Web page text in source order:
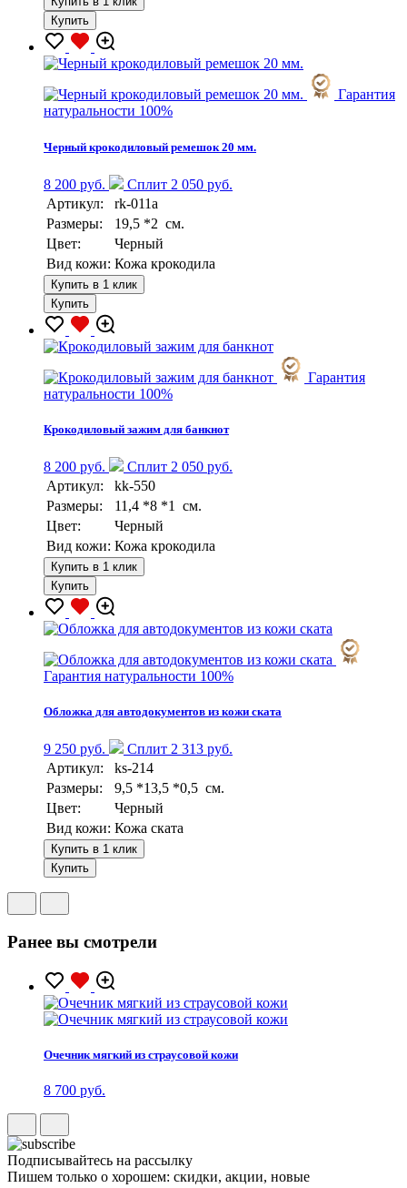
Купить
Гарантия
натуральности 100%
Черный крокодиловый ремешок 20 мм.
8 200 руб.
Сплит 2 050 руб.
Артикул:
rk-011a
Размеры:
19,5 *2 см.
Цвет:
Черный
Вид кожи: Кожа крокодила
Купить в 1 клик
Купить
Гарантия
натуральности 100%
Крокодиловый зажим для банкнот
8 200 руб.
Сплит 2 050 руб.
Артикул:
kk-550
Размеры:
11,4 *8 *1 см.
Цвет:
Черный
Вид кожи: Кожа крокодила
Купить в 1 клик
Купить
Гарантия натуральности 100%
Обложка для автодокументов из кожи ската
9 250 руб.
Сплит 2 313 руб.
Артикул:
ks-214
Размеры:
9,5 *13,5 *0,5 см.
Цвет:
Черный
Вид кожи: Кожа ската
Купить в 1 клик
Купить
Ранее вы смотрели
Очечник мягкий из страусовой кожи
8 700 руб.
Подписывайтесь на рассылку
Пишем только о хорошем: скидки, акции, новые